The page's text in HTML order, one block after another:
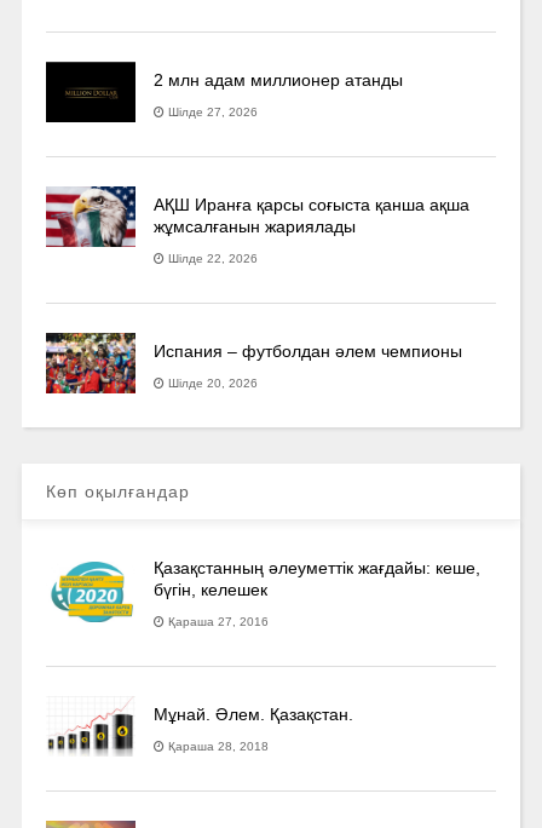
2 млн адам миллионер атанды
Шілде 27, 2026
АҚШ Иранға қарсы соғыста қанша ақша
жұмсалғанын жариялады
Шілде 22, 2026
Испания – футболдан әлем чемпионы
Шілде 20, 2026
Көп оқылғандар
Қазақстанның әлеуметтік жағдайы: кеше,
бүгін, келешек
Қараша 27, 2016
Мұнай. Әлем. Қазақстан.
Қараша 28, 2018